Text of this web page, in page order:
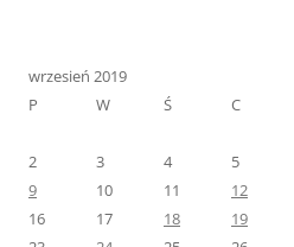
wrzesień 2019
P
W Ś C
2
3 4 5
9
10 11 12
16
17 18 19